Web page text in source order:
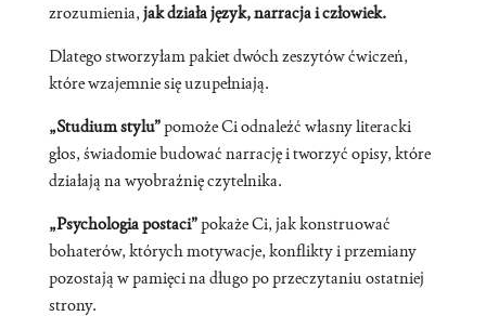
2026
zrozumienia, jak działa język, narracja i człowiek.
Dlatego stworzyłam pakiet dwóch zeszytów ćwiczeń,
które wzajemnie się uzupełniają.
„Studium stylu”pomoże Ci odnaleźć własny literacki
głos, świadomie budować narrację i tworzyć opisy, które
działają na wyobraźnię czytelnika.
„Psychologia postaci”pokaże Ci, jak konstruować
bohaterów, których motywacje, konflikty i przemiany
pozostają w pamięci na długo po przeczytaniu ostatniej
strony.